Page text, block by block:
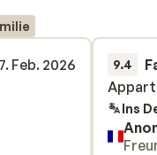
7. Feb. 2026
9.4
Ins